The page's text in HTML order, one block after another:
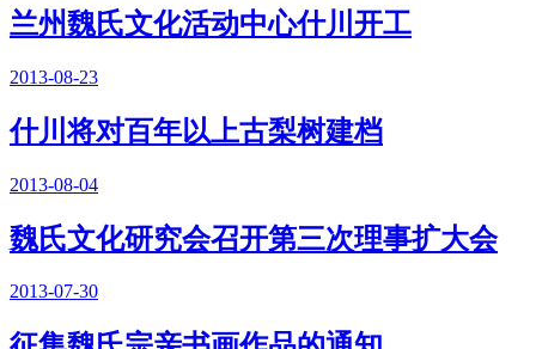
兰州魏氏文化活动中心什川开工
2013-08-23
什川将对百年以上古梨树建档
2013-08-04
魏氏文化研究会召开第三次理事扩大会
2013-07-30